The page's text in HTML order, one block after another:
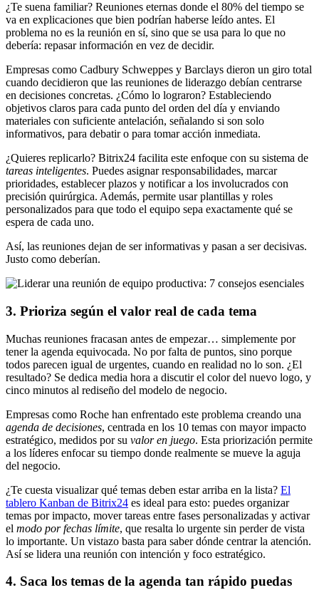
¿Te suena familiar? Reuniones eternas donde el 80% del tiempo se
va en explicaciones que bien podrían haberse leído antes. El
problema no es la reunión en sí, sino que se usa para lo que no
debería: repasar información en vez de decidir.
Empresas como Cadbury Schweppes y Barclays dieron un giro total
cuando decidieron que las reuniones de liderazgo debían centrarse
en decisiones concretas. ¿Cómo lo lograron? Estableciendo
objetivos claros para cada punto del orden del día y enviando
materiales con suficiente antelación, señalando si son solo
informativos, para debatir o para tomar acción inmediata.
¿Quieres replicarlo? Bitrix24 facilita este enfoque con su sistema de
tareas inteligentes. Puedes asignar responsabilidades, marcar
prioridades, establecer plazos y notificar a los involucrados con
precisión quirúrgica. Además, permite usar plantillas y roles
personalizados para que todo el equipo sepa exactamente qué se
espera de cada uno.
Así, las reuniones dejan de ser informativas y pasan a ser decisivas.
Justo como deberían.
3. Prioriza según el valor real de cada tema
Muchas reuniones fracasan antes de empezar… simplemente por
tener la agenda equivocada. No por falta de puntos, sino porque
todos parecen igual de urgentes, cuando en realidad no lo son. ¿El
resultado? Se dedica media hora a discutir el color del nuevo logo, y
cinco minutos al rediseño del modelo de negocio.
Empresas como Roche han enfrentado este problema creando una
agenda de decisiones, centrada en los 10 temas con mayor impacto
estratégico, medidos por su valor en juego. Esta priorización permite
a los líderes enfocar su tiempo donde realmente se mueve la aguja
del negocio.
¿Te cuesta visualizar qué temas deben estar arriba en la lista? El
tablero Kanban de Bitrix24 es ideal para esto: puedes organizar
temas por impacto, mover tareas entre fases personalizadas y activar
el modo por fechas límite, que resalta lo urgente sin perder de vista
lo importante. Un vistazo basta para saber dónde centrar la atención.
Así se lidera una reunión con intención y foco estratégico.
4. Saca los temas de la agenda tan rápido puedas